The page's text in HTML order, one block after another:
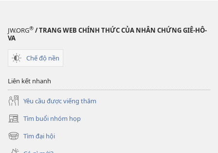
JW.ORG® / TRANG WEB CHÍNH THỨC CỦA NHÂN CHỨNG GIÊ-HÔ-
VA
Chế độ nền
Liên kết nhanh
Yêu cầu được viếng thăm
Tìm buổi nhóm họp
(mở
cửa
sổ
mới)
Tìm đại hội
(mở
cửa